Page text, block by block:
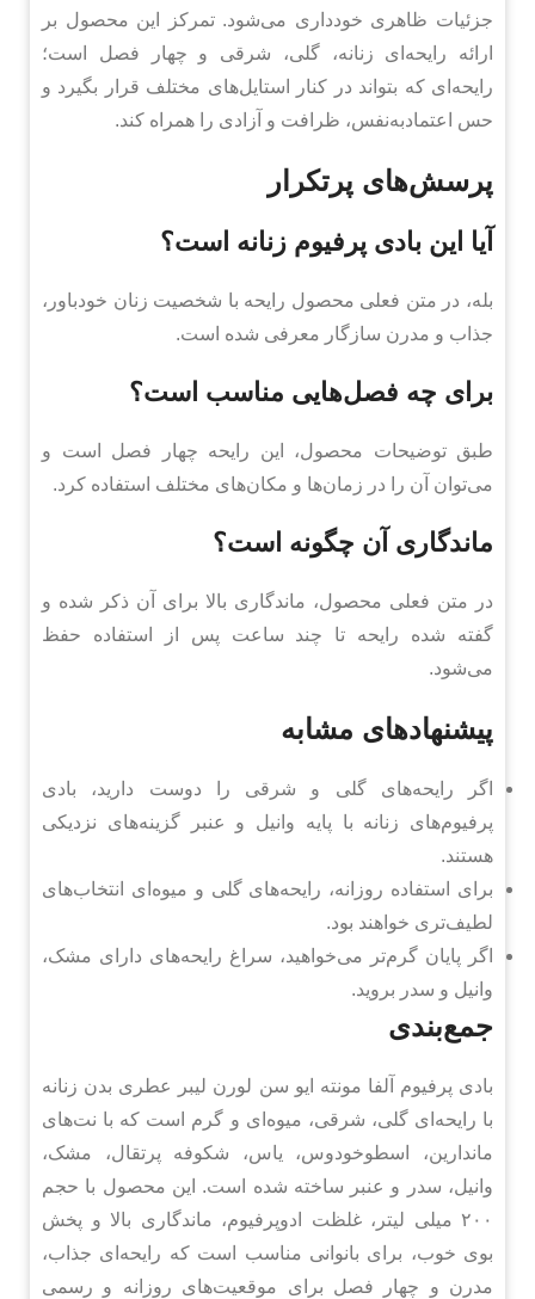
جزئیات ظاهری خودداری می‌شود. تمرکز این محصول بر
ارائه رایحه‌ای زنانه، گلی، شرقی و چهار فصل است؛
رایحه‌ای که بتواند در کنار استایل‌های مختلف قرار بگیرد و
حس اعتمادبه‌نفس، ظرافت و آزادی را همراه کند.
پرسش‌های پرتکرار
آیا این بادی پرفیوم زنانه است؟
بله، در متن فعلی محصول رایحه با شخصیت زنان خودباور،
جذاب و مدرن سازگار معرفی شده است.
برای چه فصل‌هایی مناسب است؟
طبق توضیحات محصول، این رایحه چهار فصل است و
می‌توان آن را در زمان‌ها و مکان‌های مختلف استفاده کرد.
ماندگاری آن چگونه است؟
در متن فعلی محصول، ماندگاری بالا برای آن ذکر شده و
گفته شده رایحه تا چند ساعت پس از استفاده حفظ
می‌شود.
پیشنهادهای مشابه
اگر رایحه‌های گلی و شرقی را دوست دارید، بادی
پرفیوم‌های زنانه با پایه وانیل و عنبر گزینه‌های نزدیکی
هستند.
برای استفاده روزانه، رایحه‌های گلی و میوه‌ای انتخاب‌های
لطیف‌تری خواهند بود.
اگر پایان گرم‌تر می‌خواهید، سراغ رایحه‌های دارای مشک،
وانیل و سدر بروید.
جمع‌بندی
بادی پرفیوم آلفا مونته ایو سن لورن لیبر عطری بدن زنانه
با رایحه‌ای گلی، شرقی، میوه‌ای و گرم است که با نت‌های
ماندارین، اسطوخودوس، یاس، شکوفه پرتقال، مشک،
وانیل، سدر و عنبر ساخته شده است. این محصول با حجم
۲۰۰ میلی لیتر، غلظت ادوپرفیوم، ماندگاری بالا و پخش
بوی خوب، برای بانوانی مناسب است که رایحه‌ای جذاب،
مدرن و چهار فصل برای موقعیت‌های روزانه و رسمی